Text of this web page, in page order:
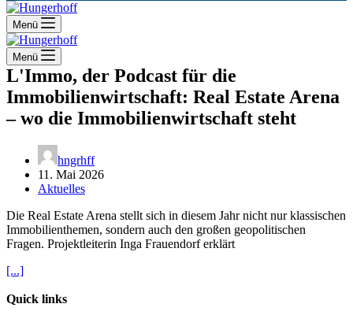
Menü
Menü
L'Immo, der Podcast für die
Immobilienwirtschaft: Real Estate Arena
– wo die Immobilienwirtschaft steht
hngrhff
11. Mai 2026
Aktuelles
Die Real Estate Arena stellt sich in diesem Jahr nicht nur klassischen
Immobilienthemen, sondern auch den großen geopolitischen
Fragen. Projektleiterin Inga Frauendorf erklärt
[...]
Quick links